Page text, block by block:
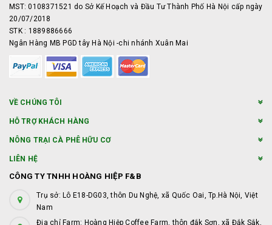
MST: 0108371521 do Sở Kế Hoạch và Đầu Tư Thành Phố Hà Nội cấp ngày
20/07/2018
STK : 1889886666
Ngân Hàng MB PGD tây Hà Nội -chi nhánh Xuân Mai
VỀ CHÚNG TÔI
HỖ TRỢ KHÁCH HÀNG
NÔNG TRẠI CÀ PHÊ HỮU CƠ
LIÊN HỆ
CÔNG TY TNHH HOÀNG HIỆP F&B
Trụ sở: Lô E18-DG03, thôn Du Nghệ, xã Quốc Oai, Tp.Hà Nội, Việt
Nam
Địa chỉ Farm: Hoàng Hiệp Coffee Farm, thôn đắk Sơn, xã Đắk Sắk,